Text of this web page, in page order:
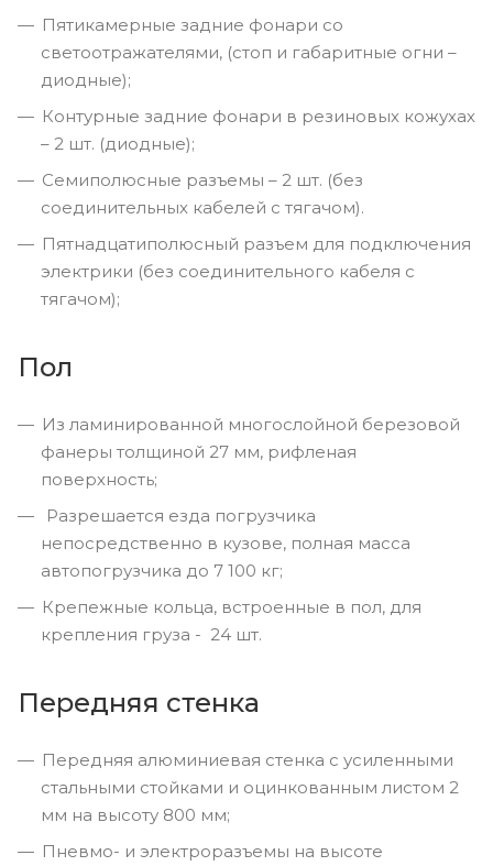
Пятикамерные задние фонари со
светоотражателями, (стоп и габаритные огни –
диодные);
Контурные задние фонари в резиновых кожухах
– 2 шт. (диодные);
Семиполюсные разъемы – 2 шт. (без
соединительных кабелей с тягачом).
Пятнадцатиполюсный разъем для подключения
электрики (без соединительного кабеля с
тягачом);
Пол
Из ламинированной многослойной березовой
фанеры толщиной 27 мм, рифленая
поверхность;
Разрешается езда погрузчика
непосредственно в кузове, полная масса
автопогрузчика до 7 100 кг;
Крепежные кольца, встроенные в пол, для
крепления груза - 24 шт.
Передняя стенка
Передняя алюминиевая стенка с усиленными
стальными стойками и оцинкованным листом 2
мм на высоту 800 мм;
Пневмо- и электроразъемы на высоте